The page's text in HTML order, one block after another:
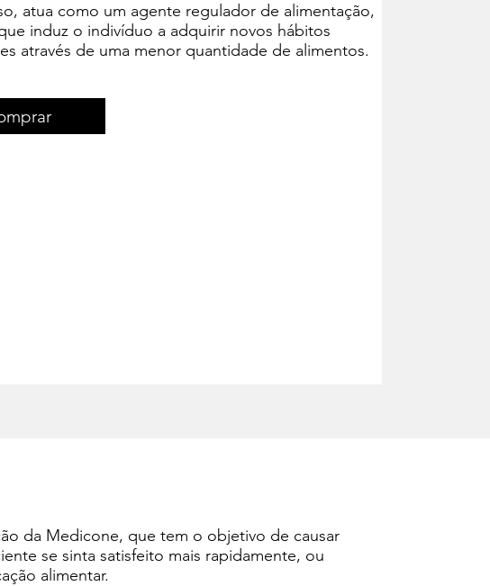
atua como um agente regulador de alimentação,
induz o indivíduo a adquirir novos hábitos
através de uma menor quantidade de alimentos.
da Medicone, que tem o objetivo de causar
se sinta satisfeito mais rapidamente, ou
alimentar.